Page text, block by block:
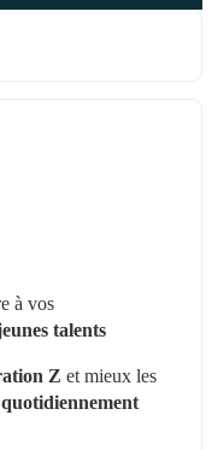
à vos
talents
Z